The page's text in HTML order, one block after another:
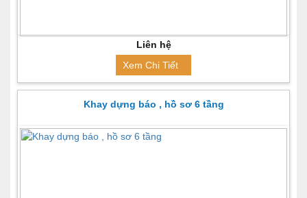
Liên hệ
Xem Chi Tiết
Khay dựng báo , hồ sơ 6 tầng